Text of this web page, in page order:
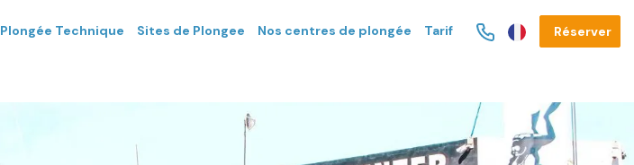
Plongée Technique Sites de Plongee Nos centres de plongée Tarif Réserver